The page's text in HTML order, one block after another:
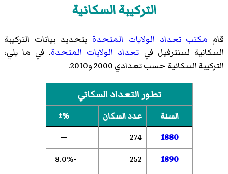
التركيبة السكانية
قام مكتب تعداد الولايات المتحدة بتحديد بيانات التركيبة
السكانية لسنترفيل في تعداد الولايات المتحدة. في ما يلي،
التركيبة السكانية حسب تعدادي 2000 و2010.
تطور التعداد السكاني
السنة عدد السكان %±
1880
274
—
1890
252
-8.0%